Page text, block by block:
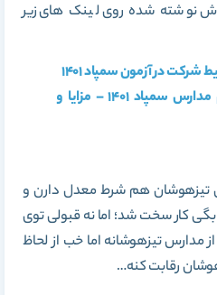
نوشته شده روی لینک های زیر
شرکت در آزمون سمپاد1401
هزینه و شرایط ثبت نام مدارس سمپاد 1401 – مزایا و
هم شرط معدل دارن و
کار سخت شد؛ اما نه قبولی توی
مدارس تیزهوشانه اما خب از لحاظ
رقابت کنه…